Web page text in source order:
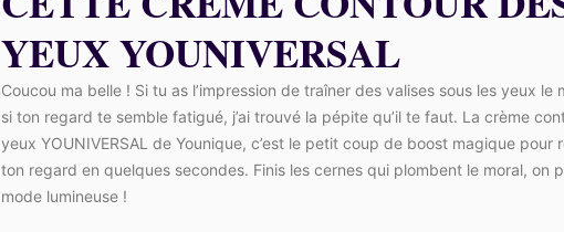
YEUX YOUNIVERSAL
Coucou ma belle ! Si tu as l’impression de traîner des valises sous les yeux le
si ton regard te semble fatigué, j’ai trouvé la pépite qu’il te faut. La crème
yeux YOUNIVERSAL de Younique, c’est le petit coup de boost magique pour
ton regard en quelques secondes. Finis les cernes qui plombent le moral, on
mode lumineuse !